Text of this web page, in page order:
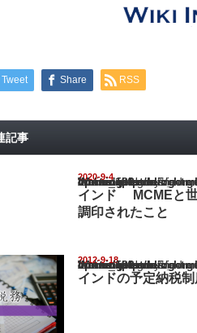
Tweet Share RSS
記事
2020-9-4
Warning
: Undefined array key "show_category" in
/home/netst/kuno-cpa.co.jp/public_html/
on line183
インド MCMEと
調印されたこと
2012-9-18
Warning
: Undefined array key "show_category" in
/home/netst/kuno-cpa.co.jp/public_html/
on line183
インドの予定納税制